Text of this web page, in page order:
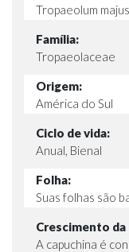
Tropaeolum majus
Família:
Tropaeolaceae
Origem:
América do Sul
Ciclo de vida:
Anual, Bienal
Folha:
Suas folhas são
Crescimento da
A capuchina é